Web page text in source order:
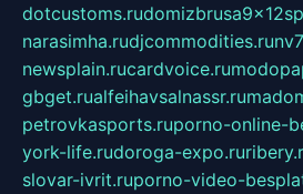
dotcustoms.ru
narasimha.rudjcommodities.ru
newsplain.rucardvoice.ru
gbget.rualfeihavsalnassr.ru
petrovkasports.ruporno-online-
york-life.rudoroga-expo.ru
slovar-ivrit.ruporno-video-